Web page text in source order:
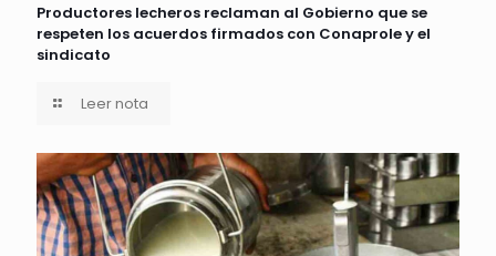
Productores lecheros reclaman al Gobierno que se
respeten los acuerdos firmados con Conaprole y el
sindicato
Leer nota